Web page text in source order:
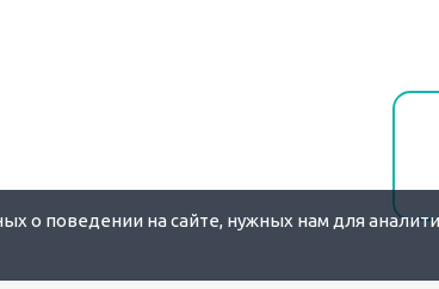
о поведении на сайте, нужных нам для